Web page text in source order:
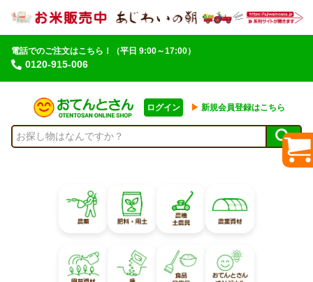
電話でのご注文はこちら！
0120-915-006
（平日 9:00～17:00）
ログイン ▶︎ 新規会員登録はこちら